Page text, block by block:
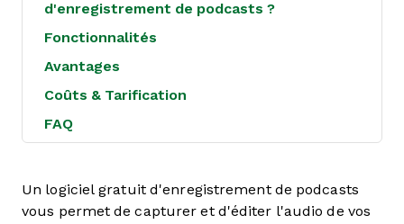
d'enregistrement de podcasts ?
Fonctionnalités
Avantages
Coûts & Tarification
FAQ
Un logiciel gratuit d'enregistrement de podcasts
vous permet de capturer et d'éditer l'audio de vos